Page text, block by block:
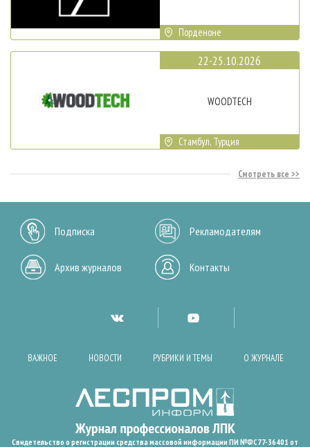
Порденоне
22-25.10.2026
WOODTECH
Стамбул, Турция
Смотреть все
Подписка Рекламодателям
Архив журналов Контакты
ВАЖНОЕ НОВОСТИ РУБРИКИ И ТЕМЫ О ЖУРНАЛЕ
Свидетельство о регистрации средства массовой информации ПИ №ФС77-36401 от